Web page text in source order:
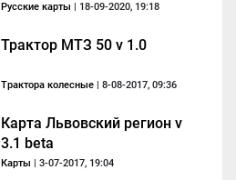
Русские карты | 18-09-2020, 19:18
Трактор МТЗ 50 v 1.0
Трактора колесные | 8-08-2017, 09:36
Карта Львовский регион v
3.1 beta
Карты | 3-07-2017, 19:04